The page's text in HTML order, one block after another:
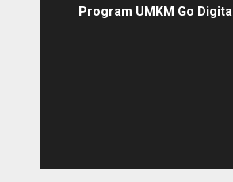
Program UMKM Go Digital